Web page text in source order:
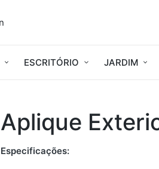
ESCRITÓRIO JARDIM
Aplique
Especificações: